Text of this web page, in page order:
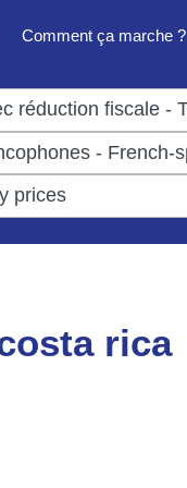
Comment ça marche ?
rica